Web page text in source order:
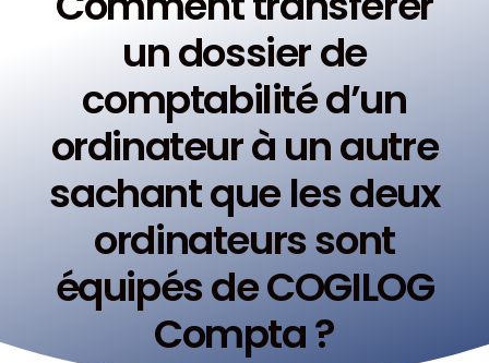
un dossier de
comptabilité d’un
ordinateur à un autre
sachant que les deux
ordinateurs sont
équipés de COGILOG
Compta ?